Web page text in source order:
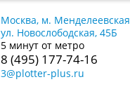
Москва, м. Менделеевская
ул. Новослободская, 45Б
5 минут от метро
8 (495) 177-74-16
3@plotter-plus.ru